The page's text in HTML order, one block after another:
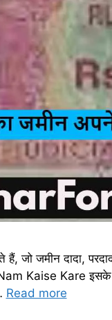
जो जमीन दादा,
Kaise Kare इसके
Read more